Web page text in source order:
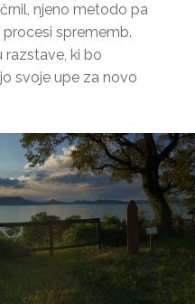
njeno metodo pa
sprememb.
razstave, ki bo
svoje upe za novo